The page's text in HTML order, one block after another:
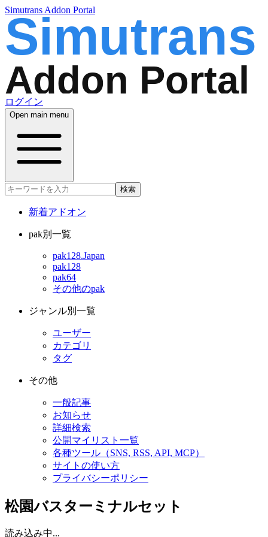
Simutrans Addon Portal
ログイン
Open main menu
検索
新着アドオン
pak別一覧
pak128.Japan
pak128
pak64
その他のpak
ジャンル別一覧
ユーザー
カテゴリ
タグ
その他
一般記事
お知らせ
詳細検索
公開マイリスト一覧
各種ツール（SNS, RSS, API, MCP）
サイトの使い方
プライバシーポリシー
松園バスターミナルセット
読み込み中...